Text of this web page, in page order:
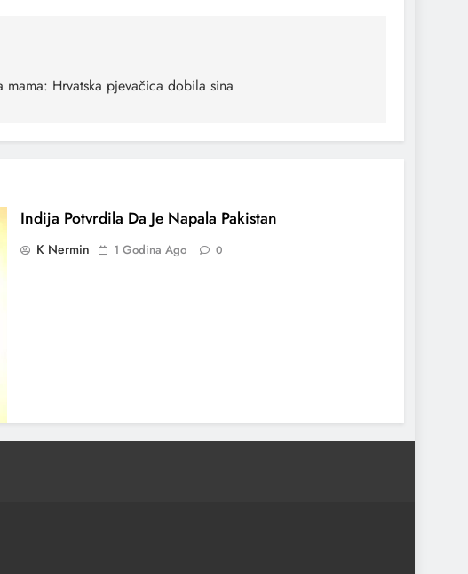
mama: Hrvatska pjevačica dobila sina
Indija Potvrdila Da Je Napala Pakistan
K Nermin 1 Godina Ago 0